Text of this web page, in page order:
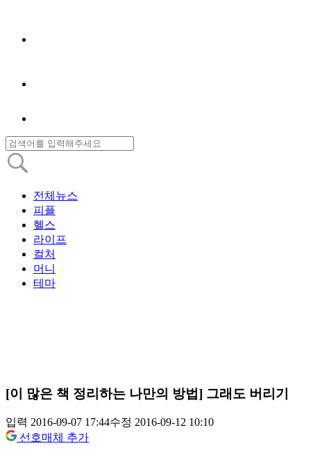
전체뉴스
피플
헬스
라이프
컬처
머니
테마
[이 많은 책 정리하는 나만의 방법] 그래도 버리기
입력 2016-09-07 17:44수정 2016-09-12 10:10
선호매체 추가